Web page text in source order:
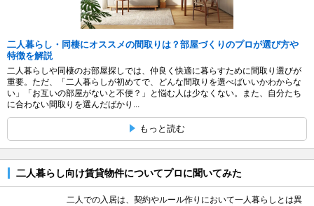
二人暮らし・同棲にオススメの間取りは？部屋づくりのプロが選び方や
特徴を解説
二人暮らしや同棲のお部屋探しでは、仲良く快適に暮らすために間取り選びが
重要。ただ、「二人暮らしが初めてで、どんな間取りを選べばいいかわからな
い」「お互いの部屋がないと不便？」と悩む人は少なくない。また、自分たち
に合わない間取りを選んだばかり...
もっと読む
二人暮らし向け賃貸物件についてプロに聞いてみた
二人での入居は、契約やルール作りにおいて一人暮らしとは異